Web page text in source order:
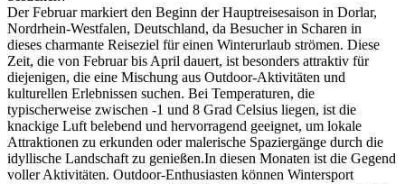
Der Februar markiert den Beginn der Hauptreisesaison in Dorlar,
Nordrhein-Westfalen, Deutschland, da Besucher in Scharen in
dieses charmante Reiseziel für einen Winterurlaub strömen. Diese
Zeit, die von Februar bis April dauert, ist besonders attraktiv für
diejenigen, die eine Mischung aus Outdoor-Aktivitäten und
kulturellen Erlebnissen suchen. Bei Temperaturen, die
typischerweise zwischen -1 und 8 Grad Celsius liegen, ist die
knackige Luft belebend und hervorragend geeignet, um lokale
Attraktionen zu erkunden oder malerische Spaziergänge durch die
idyllische Landschaft zu genießen.In diesen Monaten ist die Gegend
voller Aktivitäten. Outdoor-Enthusiasten können Wintersport